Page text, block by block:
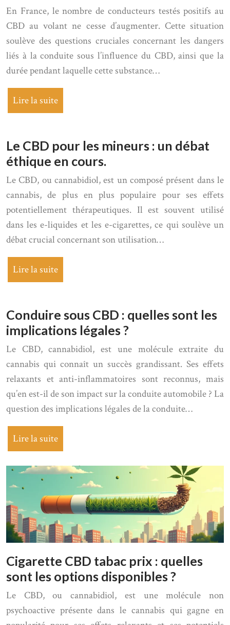
En France, le nombre de conducteurs testés positifs au
CBD au volant ne cesse d’augmenter. Cette situation
soulève des questions cruciales concernant les dangers
liés à la conduite sous l’influence du CBD, ainsi que la
durée pendant laquelle cette substance…
Lire la suite
Le CBD pour les mineurs : un débat
éthique en cours.
Le CBD, ou cannabidiol, est un composé présent dans le
cannabis, de plus en plus populaire pour ses effets
potentiellement thérapeutiques. Il est souvent utilisé
dans les e-liquides et les e-cigarettes, ce qui soulève un
débat crucial concernant son utilisation…
Lire la suite
Conduire sous CBD : quelles sont les
implications légales ?
Le CBD, cannabidiol, est une molécule extraite du
cannabis qui connaît un succès grandissant. Ses effets
relaxants et anti-inflammatoires sont reconnus, mais
qu’en est-il de son impact sur la conduite automobile ? La
question des implications légales de la conduite…
Lire la suite
Cigarette CBD tabac prix : quelles
sont les options disponibles ?
Le CBD, ou cannabidiol, est une molécule non
psychoactive présente dans le cannabis qui gagne en